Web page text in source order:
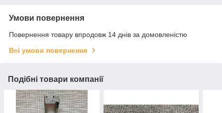
Умови повернення
Повернення товару впродовж 14 днів за домовленістю
Всі умови повернення
Подібні товари компанії